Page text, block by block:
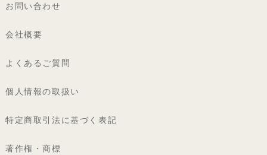
お問い合わせ
会社概要
よくあるご質問
個人情報の取扱い
特定商取引法に基づく表記
著作権・商標